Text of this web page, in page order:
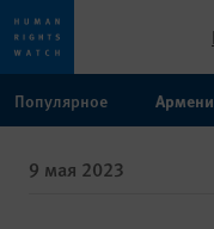
to
privacy
to
content
Популярное
9 мая 2023